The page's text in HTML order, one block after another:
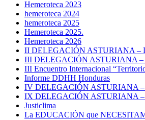
Hemeroteca 2023
hemeroteca 2024
hemeroteca 2025
Hemeroteca 2025.
Hemeroteca 2026
II DELEGACIÓN ASTURIANA –
III DELEGACIÓN ASTURIANA
III Encuentro Internacional
Informe DDHH Honduras
IV DELEGACIÓN ASTURIANA
IX DELEGACIÓN ASTURIANA
Justiclima
La EDUCACIÓN que